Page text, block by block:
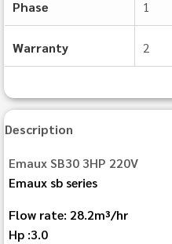
Phase 1
Warranty 2
Description
Emaux SB30 3HP 220V
Emaux sb series
Flow rate: 28.2m³/hr
Hp :3.0